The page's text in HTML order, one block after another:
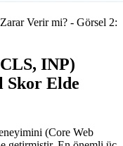
Verir mi? - Görsel 2:
INP)
Skor Elde
(Core Web